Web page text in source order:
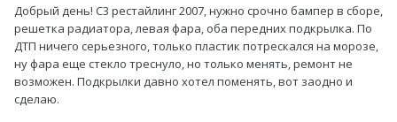
Добрый день! С3 рестайлинг 2007, нужно срочно бампер в сборе,
решетка радиатора, левая фара, оба передних подкрылка. По
ДТП ничего серьезного, только пластик потрескался на морозе,
ну фара еще стекло треснуло, но только менять, ремонт не
возможен. Подкрылки давно хотел поменять, вот заодно и
сделаю.